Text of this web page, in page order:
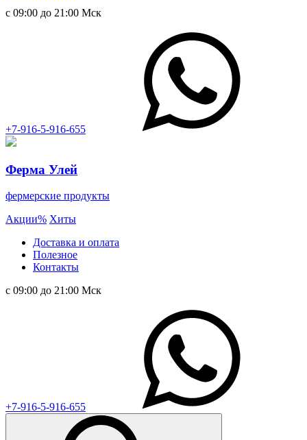
с 09:00 до 21:00 Мск
+7-916-5-916-655
Ферма Улей
фермерские продукты
Акции% Хиты
Доставка и оплата
Полезное
Контакты
с 09:00 до 21:00 Мск
+7-916-5-916-655